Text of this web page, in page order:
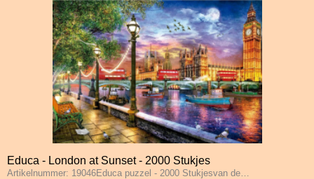
Educa - London at Sunset - 2000 Stukjes
Artikelnummer: 19046Educa puzzel - 2000 Stukjesvan de…